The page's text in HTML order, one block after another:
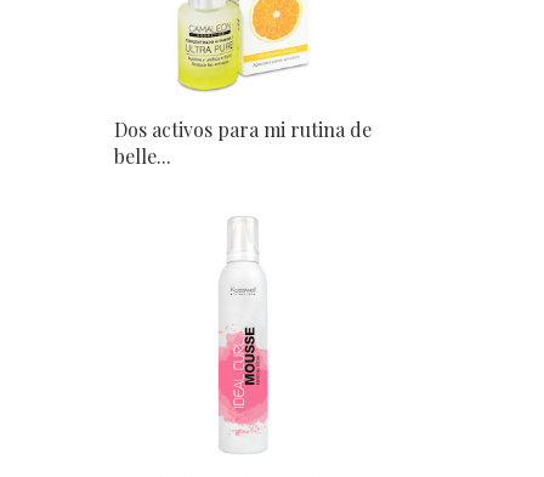
Dos activos para mi rutina de
belle...